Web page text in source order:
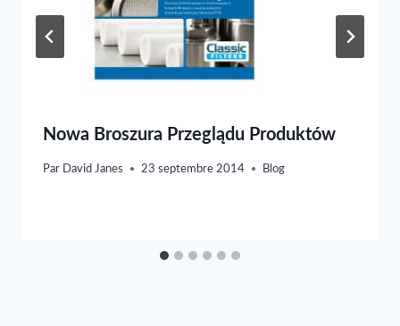
Nowa Broszura Przeglądu Produktów
Par David Janes 23 septembre 2014 Blog